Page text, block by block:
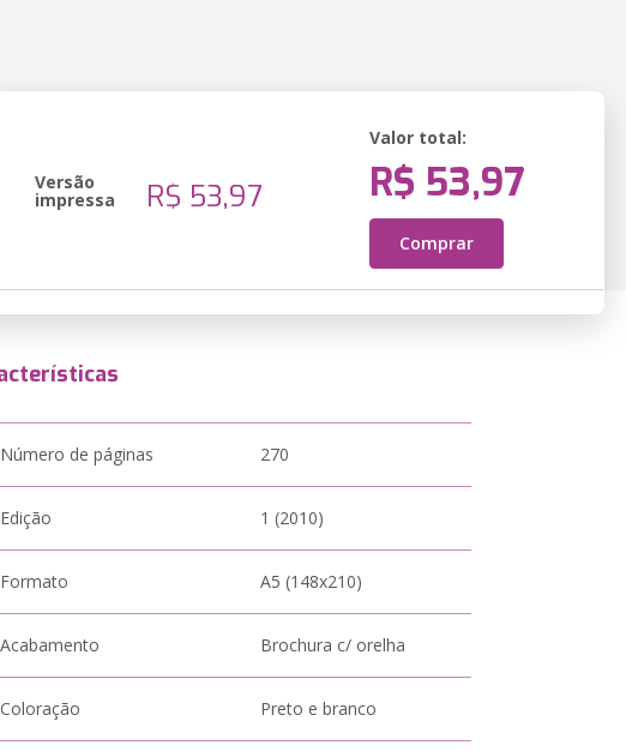
Versão
impressa R$ 53,97
Valor total:
R$ 53,97
Comprar
Número de páginas 270
Edição 1 (2010)
Formato A5 (148x210)
Acabamento Brochura c/ orelha
Coloração Preto e branco